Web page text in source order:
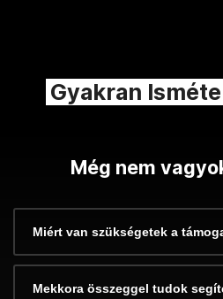
Gyakran
Még nem
Miért van szükségetek a
Mekkora összeggel tudok